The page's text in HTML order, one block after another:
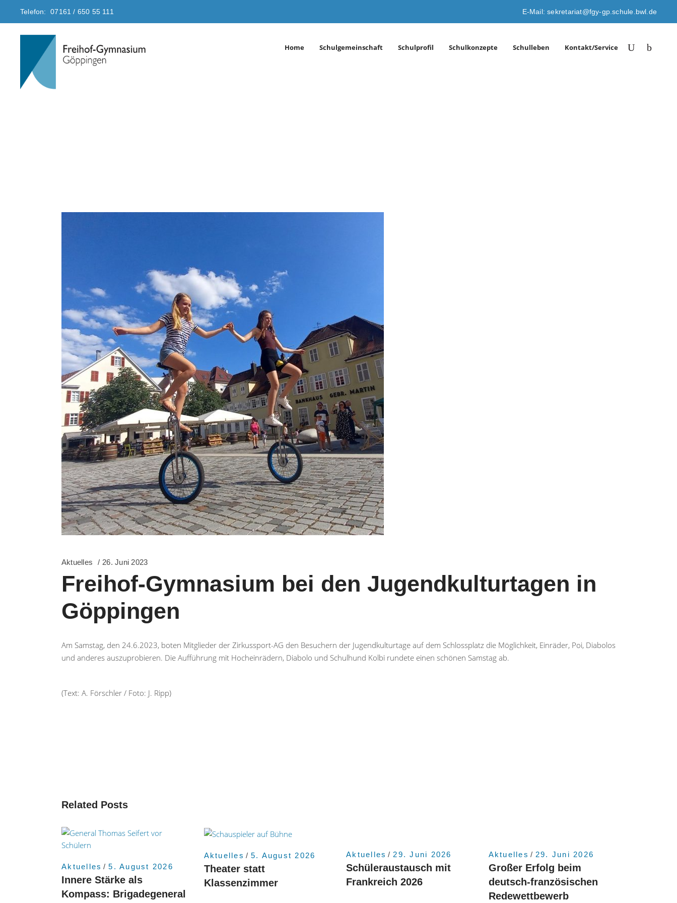
Telefon: 07161 / 650 55 111 E-Mail: sekretariat@fgy-gp.schule.bwl.de
Home Schulgemeinschaft Schulprofil Schulkonzepte Schulleben Kontakt/Service
Aktuelles 26. Juni 2023
Freihof-Gymnasium bei den Jugendkulturtagen in
Göppingen
Am Samstag, den 24.6.2023, boten Mitglieder der Zirkussport-AG den Besuchern der Jugendkulturtage auf dem Schlossplatz die Möglichkeit, Einräder, Poi, Diabolos
und anderes auszuprobieren. Die Aufführung mit Hocheinrädern, Diabolo und Schulhund Kolbi rundete einen schönen Samstag ab.
(Text: A. Förschler / Foto: J. Ripp)
Related Posts
Aktuelles 5. August 2026
Innere Stärke als
Kompass: Brigadegeneral
Aktuelles 5. August 2026
Theater statt
Klassenzimmer
Aktuelles 29. Juni 2026
Schüleraustausch mit
Frankreich 2026
Aktuelles 29. Juni 2026
Großer Erfolg beim
deutsch-französischen
Redewettbewerb